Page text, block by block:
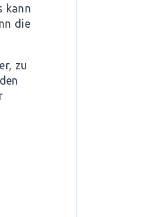
kann
die
zu